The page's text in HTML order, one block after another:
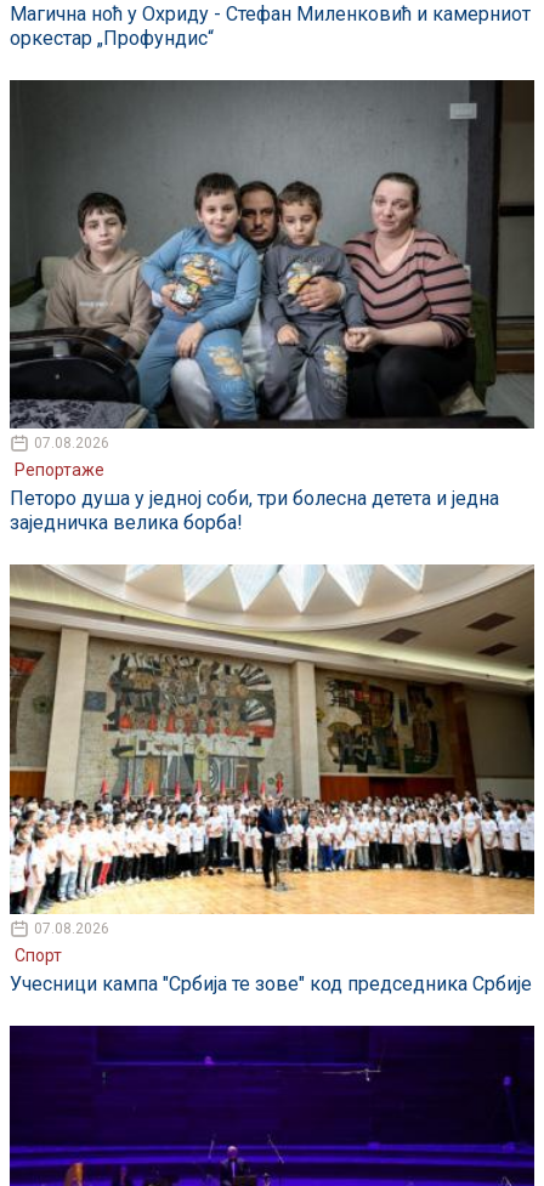
Магична ноћ у Охриду - Стефан Миленковић и камерниот
оркестар „Профундис“
07.08.2026
Репортаже
Петоро душа у једној соби, три болесна детета и једна
заједничка велика борба!
07.08.2026
Спорт
Учесници кампа "Србија те зове" код председника Србије